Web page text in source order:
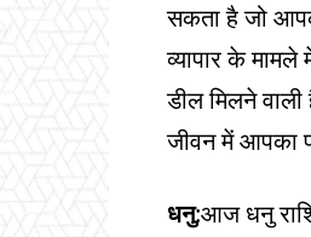
सकता है जो
व्यापार के
डील मिलने
जीवन में आपका
धनु:आज धनु